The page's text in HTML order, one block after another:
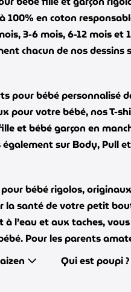
100% en coton
3-6 mois, 6-12 mois et
chacun de nos dessins
pour bébé personnalisé
pour votre bébé, nos T-
et bébé garçon en
également sur Body, Pull
bébé rigolos,
la santé de votre petit
l’eau et aux taches,
Pour les parents
Qui est poupi ?